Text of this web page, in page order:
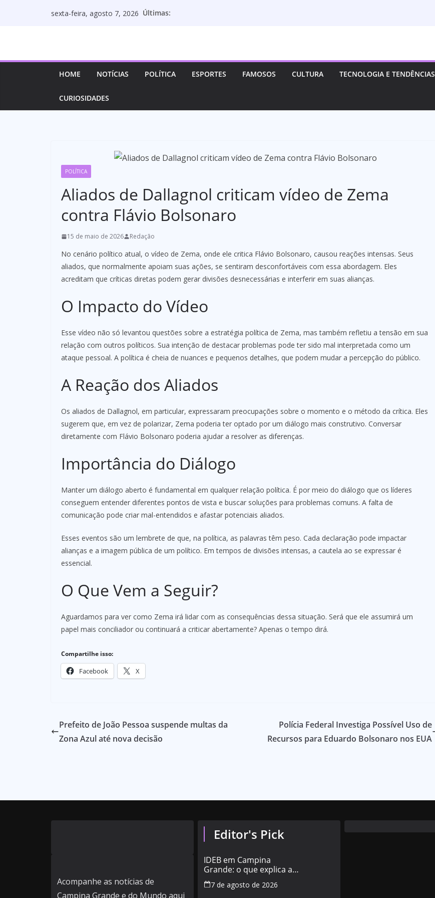
sexta-feira, agosto 7, 2026 Últimas:
HOME NOTÍCIAS POLÍTICA ESPORTES FAMOSOS CULTURA TECNOLOGIA E TENDÊNCIAS
CURIOSIDADES
POLÍTICA
Aliados de Dallagnol criticam vídeo de Zema
contra Flávio Bolsonaro
15 de maio de 2026 Redação
No cenário político atual, o vídeo de Zema, onde ele critica Flávio Bolsonaro, causou reações intensas. Seus
aliados, que normalmente apoiam suas ações, se sentiram desconfortáveis com essa abordagem. Eles
acreditam que críticas diretas podem gerar divisões desnecessárias e interferir em suas alianças.
O Impacto do Vídeo
Esse vídeo não só levantou questões sobre a estratégia política de Zema, mas também refletiu a tensão em sua
relação com outros políticos. Sua intenção de destacar problemas pode ter sido mal interpretada como um
ataque pessoal. A política é cheia de nuances e pequenos detalhes, que podem mudar a percepção do público.
A Reação dos Aliados
Os aliados de Dallagnol, em particular, expressaram preocupações sobre o momento e o método da crítica. Eles
sugerem que, em vez de polarizar, Zema poderia ter optado por um diálogo mais construtivo. Conversar
diretamente com Flávio Bolsonaro poderia ajudar a resolver as diferenças.
Importância do Diálogo
Manter um diálogo aberto é fundamental em qualquer relação política. É por meio do diálogo que os líderes
conseguem entender diferentes pontos de vista e buscar soluções para problemas comuns. A falta de
comunicação pode criar mal-entendidos e afastar potenciais aliados.
Esses eventos são um lembrete de que, na política, as palavras têm peso. Cada declaração pode impactar
alianças e a imagem pública de um político. Em tempos de divisões intensas, a cautela ao se expressar é
essencial.
O Que Vem a Seguir?
Aguardamos para ver como Zema irá lidar com as consequências dessa situação. Será que ele assumirá um
papel mais conciliador ou continuará a criticar abertamente? Apenas o tempo dirá.
Compartilhe isso:
Facebook X
Prefeito de João Pessoa suspende multas da
Zona Azul até nova decisão
Polícia Federal Investiga Possível Uso de
Recursos para Eduardo Bolsonaro nos EUA
Acompanhe as notícias de
Campina Grande e do Mundo aqui
Editor's Pick
IDEB em Campina
Grande: o que explica a
alta da educação
municipal em 2026
7 de agosto de 2026